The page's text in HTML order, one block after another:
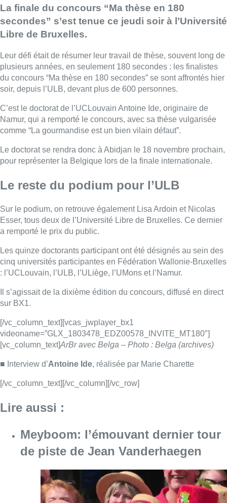
Le doctorat se rendra donc à Abidjan le 18 novembre prochain,
pour représenter la Belgique lors de la finale internationale.
Le reste du podium pour l’ULB
Sur le podium, on retrouve également Lisa Ardoin et Nicolas
Esser, tous deux de l’Université Libre de Bruxelles. Ce dernier
a remporté le prix du public.
Les quinze doctorants participant ont été désignés au sein des
cinq universités participantes en Fédération Wallonie-Bruxelles
: l’UCLouvain, l’ULB, l’ULiège, l’UMons et l’Namur.
Il s’agissait de la dixième édition du concours, diffusé en direct
sur BX1.
[/vc_column_text][vcas_jwplayer_bx1
[vc_column_text]ArBr avec Belga – Photo : Belga (archives)
■ Interview d’ Antoine Ide, réalisée par Marie Charette
[/vc_column_text][/vc_column][/vc_row]
Lire aussi :
Meyboom: l’émouvant dernier tour